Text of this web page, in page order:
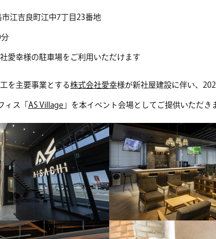
江吉良町江中7丁目23番地
愛幸様の駐車場をご利用いただけます
を主要事業とする株式会社愛幸様が新社屋建設に伴い、
ィス「 AS Village 」を本イベント会場としてご提供いただき